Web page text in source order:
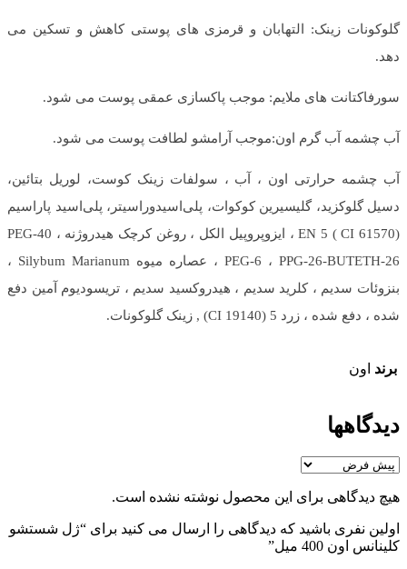
گلوکونات زینک: التهابان و قرمزی های پوستی کاهش و تسکین می
دهد.
سورفاکتانت های ملایم: موجب پاکسازی عمقی پوست می شود.
آب چشمه آب گرم اون:موجب آرامشو لطافت پوست می شود.
آب چشمه حرارتی اون ، آب ، سولفات زینک کوست، لوریل بتائین،
دسیل گلوکزید، گلیسیرین کوکوات، پلی‌اسیدوراسیتر، پلی‌اسید پاراسیم
EN 5 ( CI 61570) ، ایزوپروپیل الکل ، روغن کرچک هیدروژنه PEG-40 ،
PEG-6 ، PPG-26-BUTETH-26 ، عصاره میوه Silybum Marianum ،
بنزوئات سدیم ، کلرید سدیم ، هیدروکسید سدیم ، تریسودیوم آمین دفع
شده ، دفع شده ، زرد 5 (CI 19140) , زینک گلوکونات.
برند اون
دیدگاهها
هیچ دیدگاهی برای این محصول نوشته نشده است.
اولین نفری باشید که دیدگاهی را ارسال می کنید برای “ژل شستشو
کلینانس اون 400 میل”